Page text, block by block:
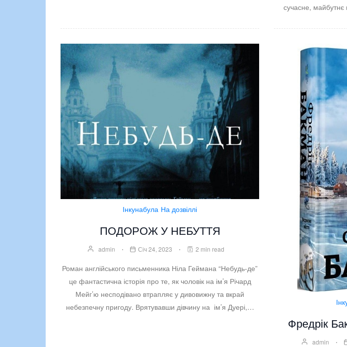
сучасне,
Інкунабула На дозвіллі
ПОДОРОЖ У НЕБУТТЯ
admin Січ 24, 2023 2 min read
Роман англійського письменника Ніла Геймана “Небудь-де”
це фантастична історія про те, як чоловік на ім’я Річард
Мейг’ю несподівано втрапляє у дивовижну та вкрай
небезпечну пригоду. Врятувавши дівчину на ім’я Дуері,…
Фредрік
admin